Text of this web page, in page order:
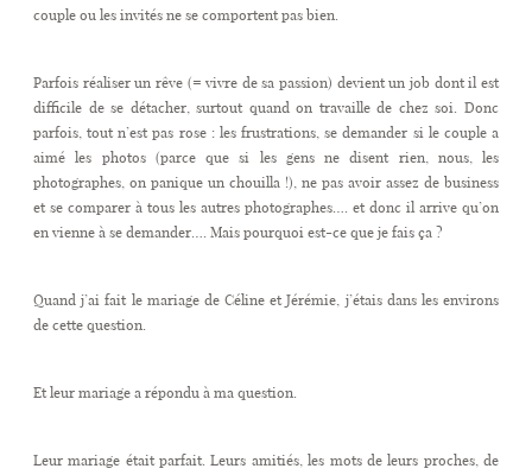
couple ou les invités ne se comportent pas bien.
Parfois réaliser un rêve (= vivre de sa passion) devient un job dont il est
difficile de se détacher, surtout quand on travaille de chez soi. Donc
parfois, tout n’est pas rose : les frustrations, se demander si le couple a
aimé les photos (parce que si les gens ne disent rien, nous, les
photographes, on panique un chouilla !), ne pas avoir assez de business
et se comparer à tous les autres photographes…. et donc il arrive qu’on
en vienne à se demander…. Mais pourquoi est-ce que je fais ça ?
Quand j’ai fait le mariage de Céline et Jérémie, j’étais dans les environs
de cette question.
Et leur mariage a répondu à ma question.
Leur mariage était parfait. Leurs amitiés, les mots de leurs proches, de